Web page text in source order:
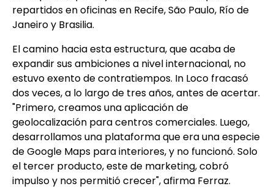
repartidos en oficinas en Recife, São Paulo, Río de
Janeiro y Brasilia.
El camino hacia esta estructura, que acaba de
expandir sus ambiciones a nivel internacional, no
estuvo exento de contratiempos. In Loco fracasó
dos veces, a lo largo de tres años, antes de acertar.
"Primero, creamos una aplicación de
geolocalización para centros comerciales. Luego,
desarrollamos una plataforma que era una especie
de Google Maps para interiores, y no funcionó. Solo
el tercer producto, este de marketing, cobró
impulso y nos permitió crecer", afirma Ferraz.